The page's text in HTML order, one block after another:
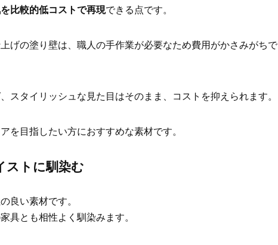
比較的低コストで再現できる点です。
げの塗り壁は、職人の手作業が必要なため費用がかさみがちで
スタイリッシュな見た目はそのまま、コストを抑えられます。
を目指したい方におすすめな素材です。
ストに馴染む
良い素材です。
具とも相性よく馴染みます。